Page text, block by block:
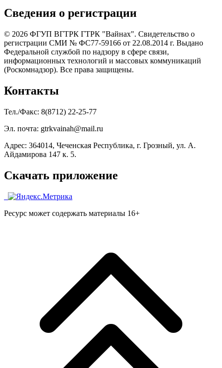
Сведения о регистрации
© 2026 ФГУП ВГТРК ГТРК "Вайнах". Свидетельство о
регистрации СМИ № ФС77-59166 от 22.08.2014 г. Выдано
Федеральной службой по надзору в сфере связи,
информационных технологий и массовых коммуникаций
(Роскомнадзор). Все права защищены.
Контакты
Тел./Факс: 8(8712) 22-25-77
Эл. почта: gtrkvainah@mail.ru
Адрес: 364014, Чеченская Республика, г. Грозный, ул. А.
Айдамирова 147 к. 5.
Скачать приложение
Ресурс может содержать материалы 16+